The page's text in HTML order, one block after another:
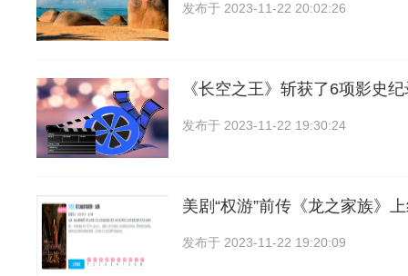
发布于 2023-11-22 20:02:26
《长空之王》斩获了6项影史
发布于 2023-11-22 19:30:24
美剧“权游”前传《龙之家族》
发布于 2023-11-22 19:20:09